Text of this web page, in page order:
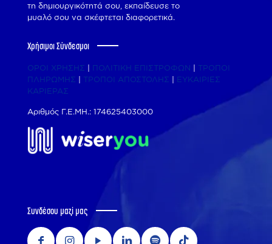
τη δημιουργικότητά σου, εκπαίδευσε το
μυαλό σου να σκέφτεται διαφορετικά.
Χρήσιμοι Σύνδεσμοι
ΟΡΟΙ ΧΡΗΣΗΣ | ΠΟΛΙΤΙΚΗ ΕΠΙΣΤΡΟΦΩΝ | ΤΡΟΠΟΙ
ΠΛΗΡΩΜΗΣ | ΤΡΟΠΟΙ ΑΠΟΣΤΟΛΗΣ | ΕΥΚΑΙΡΙΕΣ
ΚΑΡΙΕΡΑΣ
Αριθμός Γ.Ε.ΜΗ.: 174625403000
Συνδέσου μαζί μας